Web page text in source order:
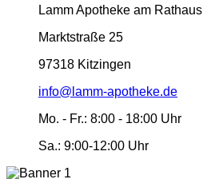
Lamm Apotheke am Rathaus
Marktstraße 25
97318 Kitzingen
info@lamm-apotheke.de
Mo. - Fr.: 8:00 - 18:00 Uhr
Sa.: 9:00-12:00 Uhr